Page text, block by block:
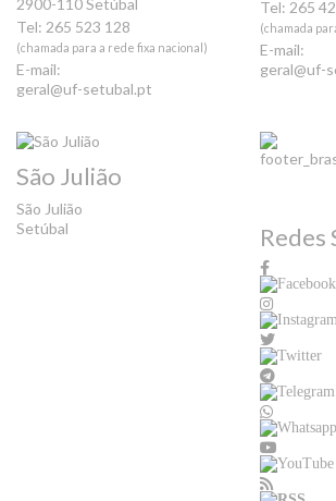
2900-110 Setúbal
Tel: 265 523 128
(chamada para a rede fixa nacional)
E-mail:
geral@uf-setubal.pt
Tel: 265
(chamada
E-mail:
geral@uf-
São Julião
São Julião
Setúbal
Redes